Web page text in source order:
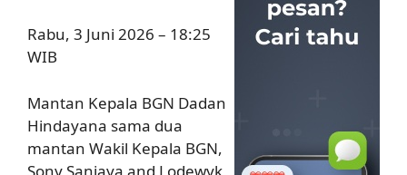
Rabu, 3 Juni 2026 – 18:25
WIB
Mantan Kepala BGN Dadan
Hindayana sama dua
mantan Wakil Kepala BGN,
Sony Sanjaya and Lodewyk